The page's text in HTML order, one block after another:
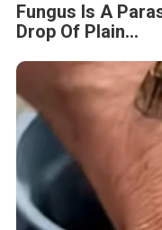
Fungus Is A
Drop Of Plain...